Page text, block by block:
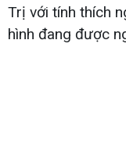
Trị với tính thích
hình đang được